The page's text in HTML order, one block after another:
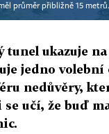
průměr přibližně 15 metrů.
tunel ukazuje
jedno
nedůvěry,
učí, že buď